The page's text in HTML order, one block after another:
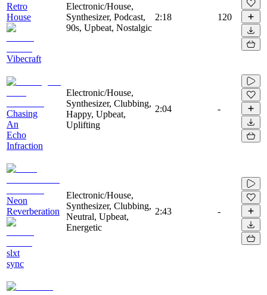
Retro
House
Vibecraft
Electronic/House,
Synthesizer, Podcast,
90s, Upbeat, Nostalgic
2:18 120
Chasing
An
Echo
Infraction
Electronic/House,
Synthesizer, Clubbing,
Happy, Upbeat,
Uplifting
2:04 -
Neon
Reverberation
slxt
sync
Electronic/House,
Synthesizer, Clubbing,
Neutral, Upbeat,
Energetic
2:43 -